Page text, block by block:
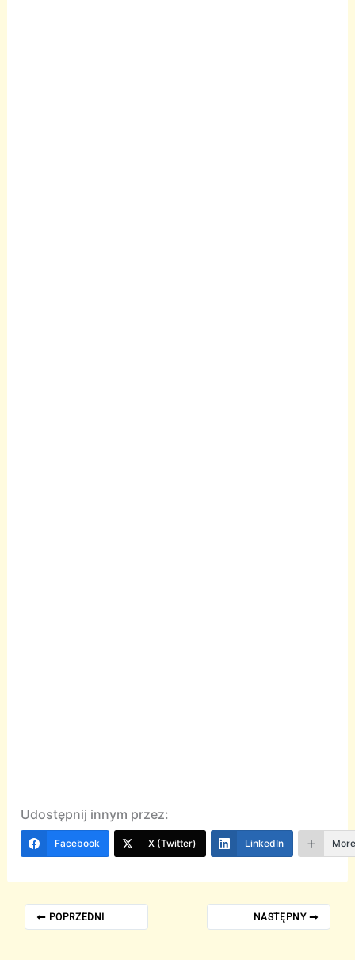
Udostępnij innym przez:
Facebook X (Twitter) LinkedIn
POPRZEDNI NASTĘPNY